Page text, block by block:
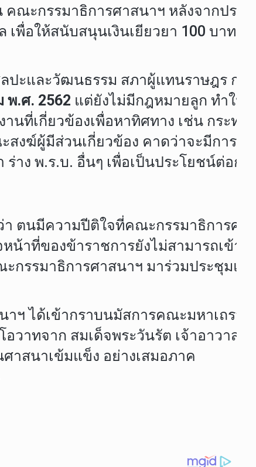
คณะกรรมาธิการศาสนาฯ หลังจากปร
พื่อให้สนับสนุนเงินเยียวยา 100 บาทขึ้
ะและวัฒนธรรม สภาผู้แทนราษฎร กล่
พ.ศ. 2562 แต่ยังไม่มีกฎหมายลูก ทำให้โ
นที่เกี่ยวข้องเพื่อหาทิศทาง เช่น กระท
งฆ์ผู้มีส่วนเกี่ยวข้อง คาดว่าจะมีการว
าง พ.ร.บ. อื่นๆ เพื่อเป็นประโยชน์ต่อก
ตนมีความปีติใจที่คณะกรรมาธิการศา
าที่ของข้าราชการยังไม่สามารถเข้า
รรมาธิการศาสนาฯ มาร่วมประชุมแล
ฯ ได้เข้ากราบนมัสการคณะมหาเถรส
าทจาก สมเด็จพระวันรัต เจ้าอาวาสวั
าสนาเข้มแข็ง อย่างเสมอภาค